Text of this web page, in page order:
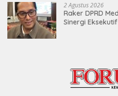
2 Agustus 2026
Raker DPRD
Sinergi